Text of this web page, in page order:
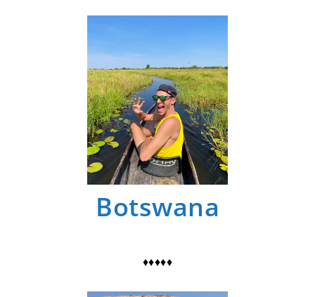
Botswana
♦♦♦♦♦